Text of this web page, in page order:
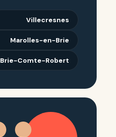
Villecresnes
Marolles-en-Brie
Brie-Comte-Robert